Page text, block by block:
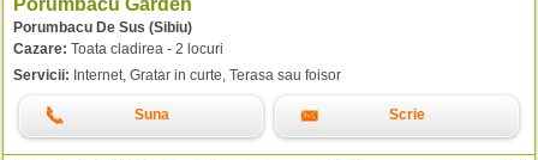
Porumbacu De Sus (Sibiu)
Cazare: Toata cladirea - 2 locuri
Servicii: Internet, Gratar in curte, Terasa sau foisor
Suna Scrie